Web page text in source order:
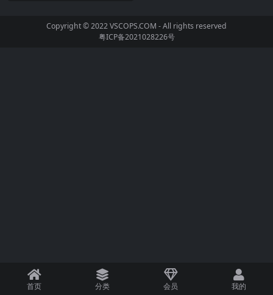
Copyright © 2022VSCOPS.COM - All rights reserved
粤ICP备2021028226号
首页 分类 会员 我的